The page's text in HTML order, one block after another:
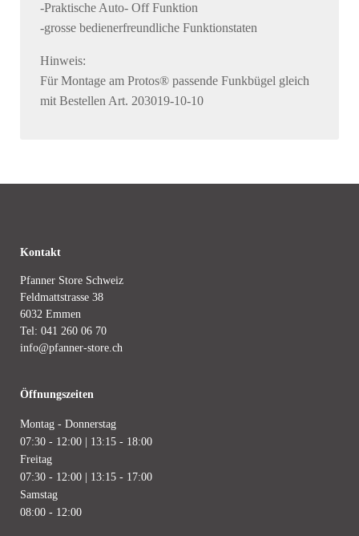
-Praktische Auto- Off Funktion
-grosse bedienerfreundliche Funktionstaten
Hinweis:
Für Montage am Protos® passende Funkbügel gleich
mit Bestellen Art. 203019-10-10
Kontakt
Pfanner Store Schweiz
Feldmattstrasse 38
6032 Emmen
Tel: 041 260 06 70
info@pfanner-store.ch
Öffnungszeiten
Montag - Donnerstag
07:30 - 12:00 | 13:15 - 18:00
Freitag
07:30 - 12:00 | 13:15 - 17:00
Samstag
08:00 - 12:00